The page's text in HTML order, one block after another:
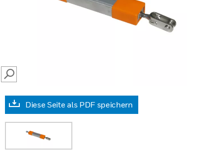
SEARCH
Diese Seite als PDF speichern